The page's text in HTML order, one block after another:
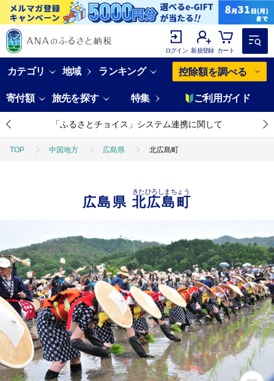
ログイン 新規登録 カート
カテゴリ 地域 ランキング 控除額を調べる
寄付額 旅先を探す 特集 ご利用ガイド
「ふるさとチョイス」システム連携に関して
TOP 中国地方 広島県 北広島町
広島県 北広島町
きたひろしまちょう